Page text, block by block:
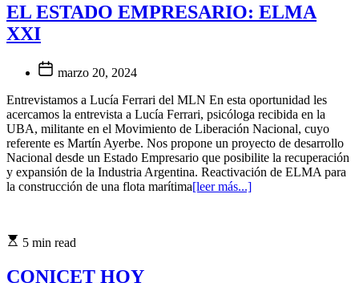
EL ESTADO EMPRESARIO: ELMA
XXI
marzo 20, 2024
Entrevistamos a Lucía Ferrari del MLN En esta oportunidad les
acercamos la entrevista a Lucía Ferrari, psicóloga recibida en la
UBA, militante en el Movimiento de Liberación Nacional, cuyo
referente es Martín Ayerbe. Nos propone un proyecto de desarrollo
Nacional desde un Estado Empresario que posibilite la recuperación
y expansión de la Industria Argentina. Reactivación de ELMA para
la construcción de una flota marítima[leer más...]
5 min read
CONICET HOY